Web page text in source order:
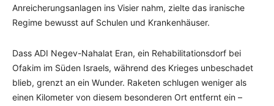
Anreicherungsanlagen ins Visier nahm, zielte das iranische
Regime bewusst auf Schulen und Krankenhäuser.
Dass ADI Negev-Nahalat Eran, ein Rehabilitationsdorf bei
Ofakim im Süden Israels, während des Krieges unbeschadet
blieb, grenzt an ein Wunder. Raketen schlugen weniger als
einen Kilometer von diesem besonderen Ort entfernt ein –